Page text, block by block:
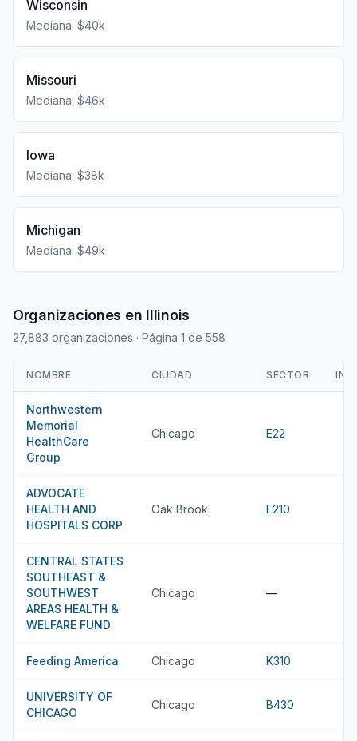
Wisconsin
Mediana: $40k
Missouri
Mediana: $46k
Iowa
Mediana: $38k
Michigan
Mediana: $49k
Organizaciones en Illinois
27,883 organizaciones · Página 1 de 558
NOMBRE CIUDAD SECTOR
Northwestern
Memorial
HealthCare
Group
Chicago E22
ADVOCATE
HEALTH AND
HOSPITALS CORP
Oak Brook E210
CENTRAL STATES
SOUTHEAST &
SOUTHWEST
AREAS HEALTH &
WELFARE FUND
Chicago —
Feeding America Chicago K310
UNIVERSITY OF
CHICAGO
Chicago B430